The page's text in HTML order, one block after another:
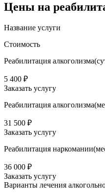
Цены на
Название услуги
Стоимость
Реабилитация
5 400 ₽
Заказать услугу
Реабилитация
31 500 ₽
Заказать услугу
Реабилитация
36 000 ₽
Заказать услугу
Варианты лечения